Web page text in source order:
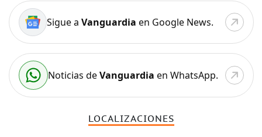
Sigue a Vanguardia en Google News.
Noticias deVanguardia en WhatsApp.
LOCALIZACIONES